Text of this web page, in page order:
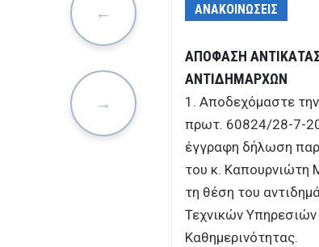
ΑΝΑΚΟΙΝΩΣΕΙΣ
ΑΠΟΦΑΣΗ
ΑΝΤΙΔΗΜΑΡΧΩΝ
1. Αποδεχόμαστε
πρωτ. 60824/28-7-
έγγραφη δήλωση
του κ. Καπουρνιώτη
τη θέση του
Τεχνικών Υπηρεσιών
Καθημερινότητας.